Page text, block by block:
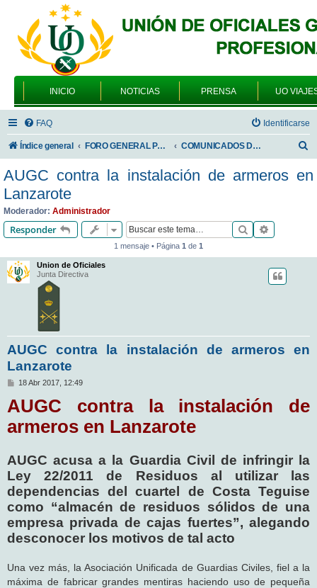
INICIO NOTICIAS PRENSA UO
FAQ Identificarse
Índice general FORO GENERAL PARA TODOS LOS USUARIOS COMUNICADOS DE LA UNIÓN DE OFICIALES
s
AUGC contra la instalación de armeros en
Lanzarote
Moderador: Administrador
Responder Buscar
1 mensaje • Página 1 de 1
Union de Oficiales
Junta Directiva
AUGC contra la instalación de armeros en
Lanzarote
M
n
s
j
18 Abr 2017, 12:49
AUGC contra la instalación de
armeros en Lanzarote
AUGC acusa a la Guardia Civil de infringir la
Ley 22/2011 de Residuos al utilizar las
dependencias del cuartel de Costa Teguise
como “almacén de residuos sólidos de una
empresa privada de cajas fuertes”, alegando
desconocer los motivos de tal acto
Una vez más, la Asociación Unificada de Guardias Civiles, fiel a la
máxima de fabricar grandes mentiras haciendo uso de pequeña